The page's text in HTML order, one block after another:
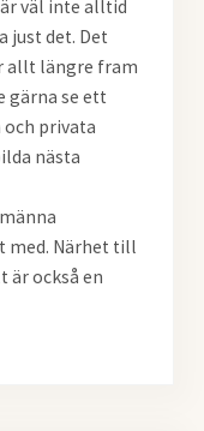
väl inte alltid
just det. Det
allt längre fram
gärna se ett
privata
nästa
med. Närhet till
är också en